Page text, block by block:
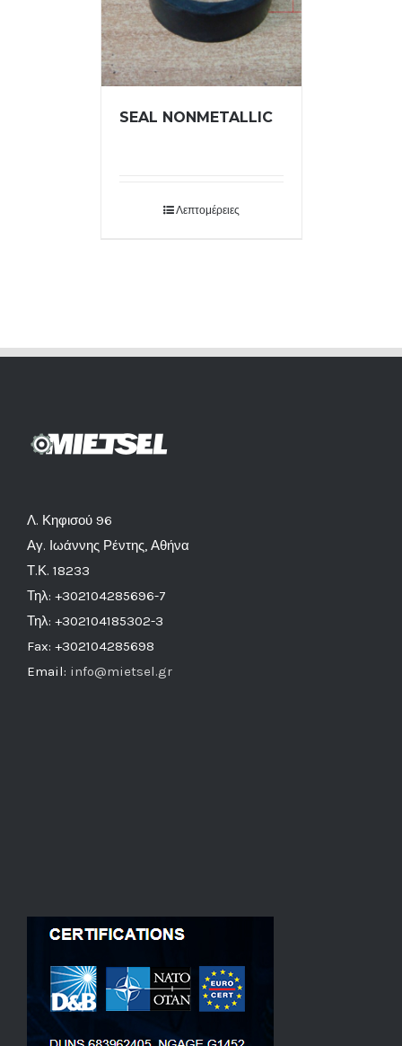
SEAL NONMETALLIC
Λεπτομέρειες
Λ. Κηφισού 96
Αγ. Ιωάννης Ρέντης, Αθήνα
Τ.Κ. 18233
Τηλ: +302104285696-7
Τηλ: +302104185302-3
Fax: +302104285698
Email: info@mietsel.gr